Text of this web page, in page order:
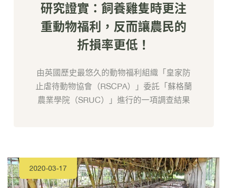
研究證實：飼養雞隻時更注
重動物福利，反而讓農民的
折損率更低！
由英國歷史最悠久的動物福利組織「皇家防
止虐待動物協會（RSCPA）」委託「蘇格蘭
農業學院（SRUC）」進行的一項調查結果
2020-03-17